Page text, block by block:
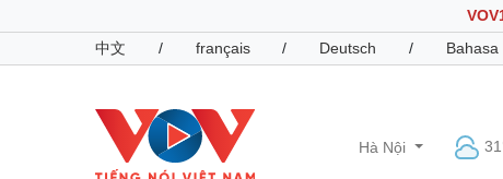
中文
/ français / Deutsch / Bahasa
Hà Nội